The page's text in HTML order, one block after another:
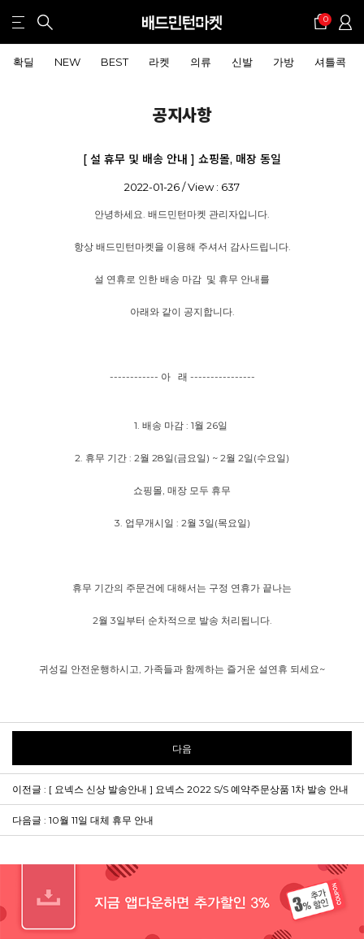
0
확딜 NEW BEST 라켓 의류 신발 가방 셔틀콕
공지사항
[ 설 휴무 및 배송 안내 ] 쇼핑몰, 매장 동일
2022-01-26 / View : 637
안녕하세요. 배드민턴마켓 관리자입니다.
항상 배드민턴마켓을 이용해 주셔서 감사드립니다.
설 연휴로 인한 배송 마감 및 휴무 안내를
아래와 같이 공지합니다.
------------ 아 래 ----------------
1. 배송 마감 : 1월 26일
2. 휴무 기간 : 2월 28일(금요일) ~ 2월 2일(수요일)
쇼핑몰, 매장 모두 휴무
3. 업무개시일 : 2월 3일(목요일)
휴무 기간의 주문건에 대해서는 구정 연휴가 끝나는
2월 3일부터 순차적으로 발송 처리됩니다.
귀성길 안전운행하시고, 가족들과 함께하는 즐거운 설연휴 되세요~
다음
이전글 : [ 요넥스 신상 발송안내 ] 요넥스 2022 S/S 예약주문상품 1차 발송 안내
다음글 : 10월 11일 대체 휴무 안내